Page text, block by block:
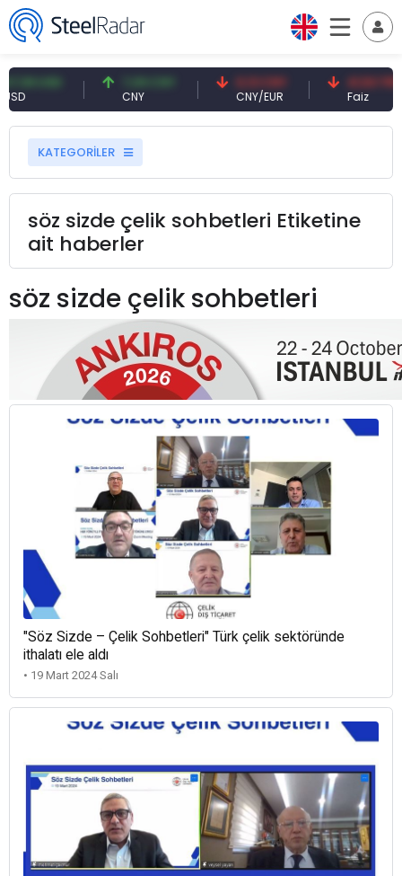
7,09 CNY
CNY
0,13 CNY
CNY/EUR
41,53 TRY
Faiz
KATEGORİLER
söz sizde çelik sohbetleri Etiketine
ait haberler
söz sizde çelik sohbetleri
"Söz Sizde – Çelik Sohbetleri" Türk çelik sektöründe
ithalatı ele aldı
• 19 Mart 2024 Salı